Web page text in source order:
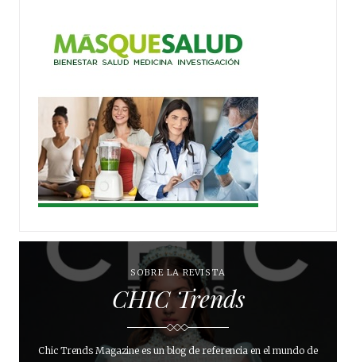
SOBRE LA REVISTA
CHIC Trends
Chic Trends Magazine es un blog de referencia en el mundo de